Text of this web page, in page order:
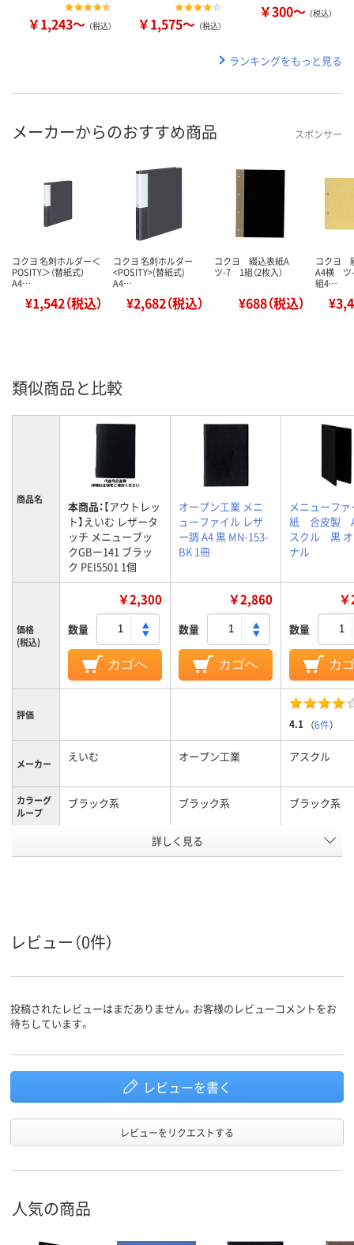
￥1,243～ （税込） ￥1,575～ （税込）
￥300～ （税込）
ランキングをもっと見る
メーカーからのおすすめ商品 スポンサー
コクヨ 名刺ホルダー＜
POSITY＞（替紙式）
A4…
¥1,542（税込）
コクヨ 名刺ホルダー
<POSITY>(替紙式)
A4…
¥2,682（税込）
コクヨ 綴込表紙A
ツ-7 1組（2枚入）
¥688（税込）
コクヨ
A4横 ツ
組4…
類似商品と比較
商品名 本商品：【アウトレッ
ト】えいむ レザータ
ッチ メニューブッ
クGBー141 ブラッ
ク PEI5501 1個
オープン工業 メニ
ューファイル レザ
ー調 A4 黒 MN-153-
BK 1冊
メニューフ
紙 合皮製
スクル 黒
ナル
価格
(税込)
￥2,300
数量
カゴへ
￥2,860
数量
カゴへ
数量
カ
評価
4.1 （6件）
メーカー えいむ オープン工業 アスクル
カラーグ
ループ
ブラック系 ブラック系 ブラック系
20
詳しく見る
レビュー（0件）
投稿されたレビューはまだありません。お客様のレビューコメントをお
待ちしています。
レビューを書く
レビューをリクエストする
人気の商品